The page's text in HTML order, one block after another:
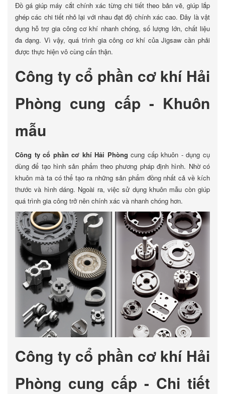
Đồ gá giúp máy cắt chính xác từng chi tiết theo bản vẽ, giúp lắp
ghép các chi tiết nhỏ lại với nhau đạt độ chính xác cao. Đây là vật
dụng hỗ trợ gia công cơ khí nhanh chóng, số lượng lớn, chất liệu
đa dạng. Vì vậy, quá trình gia công cơ khí của Jigsaw cần phải
được thực hiện vô cùng cẩn thận.
Công ty cổ phần cơ khí Hải
Phòng cung cấp - Khuôn
mẫu
Công ty cổ phần cơ khí Hải Phòngcung cấp khuôn - dụng cụ
dùng để tạo hình sản phẩm theo phương pháp định hình. Nhờ có
khuôn mà ta có thể tạo ra những sản phẩm đồng nhất cả về kích
thước và hình dáng. Ngoài ra, việc sử dụng khuôn mẫu còn giúp
quá trình gia công trở nên chính xác và nhanh chóng hơn.
Công ty cổ phần cơ khí Hải
Phòng cung cấp - Chi tiết